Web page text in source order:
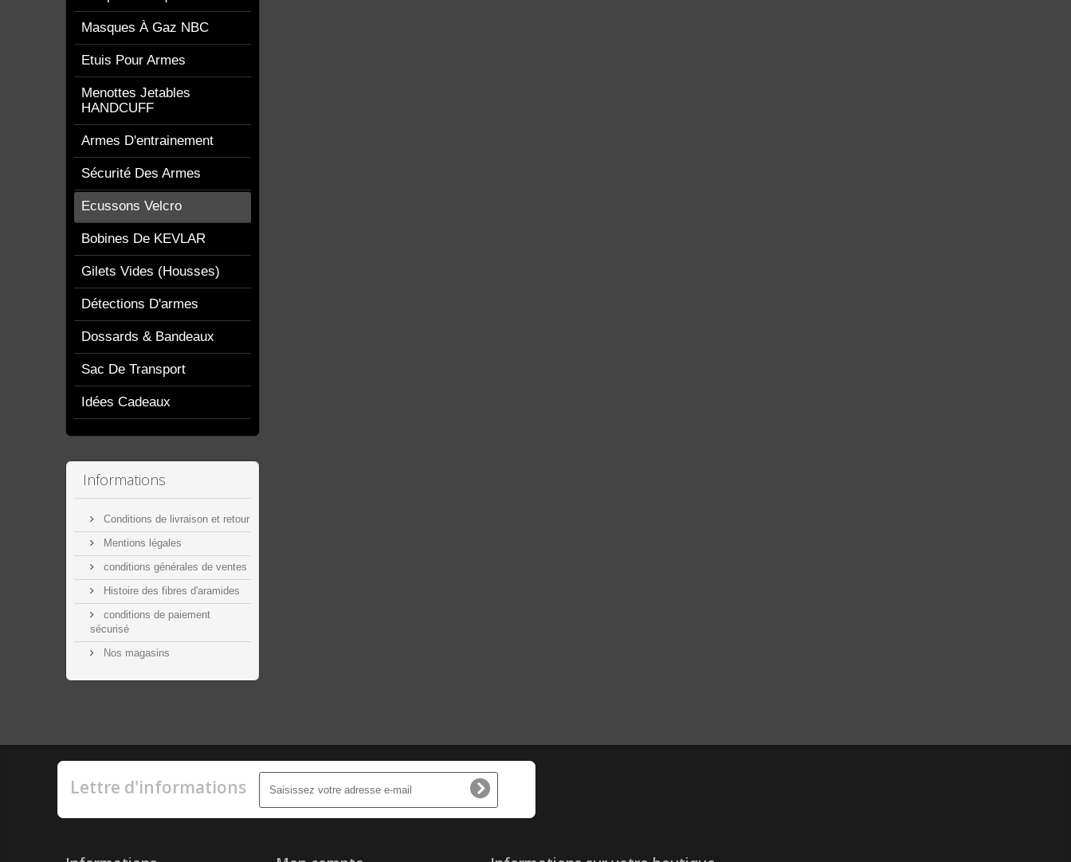
Masques À Gaz NBC
Etuis Pour Armes
Menottes Jetables
HANDCUFF
Armes D'entrainement
Sécurité Des Armes
Ecussons Velcro
Bobines De KEVLAR
Gilets Vides (housses)
Détections D'armes
Dossards & Bandeaux
Sac De Transport
Idées Cadeaux
Informations
Conditions de livraison et retour
Mentions légales
conditions générales de ventes
Histoire des fibres d'aramides
conditions de paiement
sécurisé
Nos magasins
Lettre d'informations